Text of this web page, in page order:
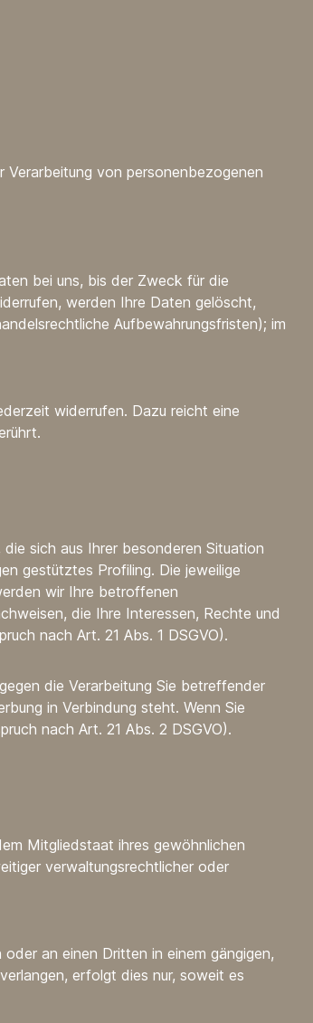
von personenbezogenen
bei uns, bis der Zweck für die
werden Ihre Daten gelöscht,
Aufbewahrungsfristen); im
widerrufen. Dazu reicht eine
sich aus Ihrer besonderen Situation
gestütztes Profiling. Die jeweilige
wir Ihre betroffenen
die Ihre Interessen, Rechte und
nach Art. 21 Abs. 1 DSGVO).
die Verarbeitung Sie betreffender
in Verbindung steht. Wenn Sie
nach Art. 21 Abs. 2 DSGVO).
Mitgliedstaat ihres gewöhnlichen
verwaltungsrechtlicher oder
an einen Dritten in einem gängigen,
erfolgt dies nur, soweit es